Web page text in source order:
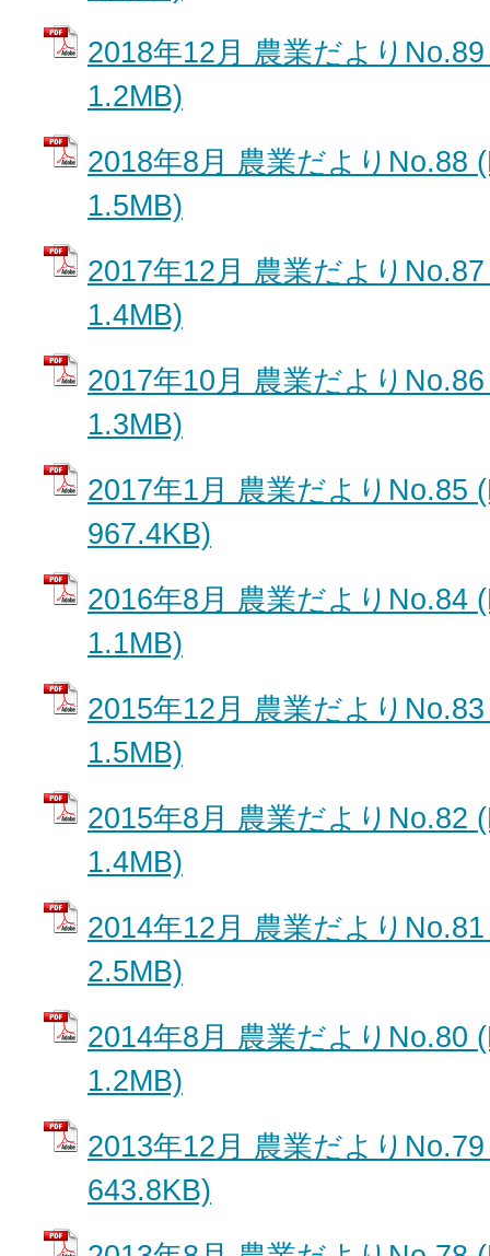
2018年12月 農業だより
1.2MB)
2018年8月 農業だよりNo.88
1.5MB)
2017年12月 農業だより
1.4MB)
2017年10月 農業だより
1.3MB)
2017年1月 農業だよりNo.85
967.4KB)
2016年8月 農業だよりNo.84
1.1MB)
2015年12月 農業だより
1.5MB)
2015年8月 農業だよりNo.82
1.4MB)
2014年12月 農業だより
2.5MB)
2014年8月 農業だよりNo.80
1.2MB)
2013年12月 農業だより
643.8KB)